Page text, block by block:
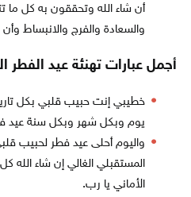
أن شاء الله وتحققون به كل ما
والسعادة والفرج والانبساط
أجمل عبارات تهنئة عيد الفطر
خطيبي إنت حبيب قلبي بكل
يوم وبكل شهر وبكل سنة عيد
واليوم أحلى عيد فطر لحبيب
المستقبلي الغالي إن شاء الله
الأماني يا رب.